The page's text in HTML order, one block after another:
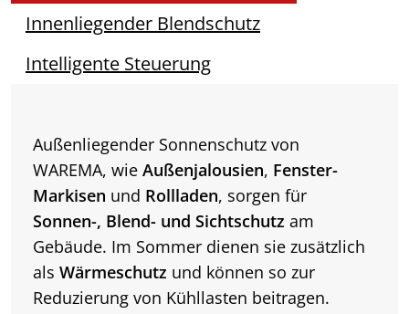
Innenliegender Blendschutz
Intelligente Steuerung
Außenliegender Sonnenschutz von
WAREMA, wie Außenjalousien, Fenster-
Markisen und Rollladen, sorgen für
Sonnen-, Blend- und Sichtschutz am
Gebäude. Im Sommer dienen sie zusätzlich
als Wärmeschutz und können so zur
Reduzierung von Kühllasten beitragen.